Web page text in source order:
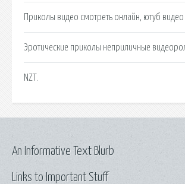
Приколы видео смотреть онлайн, ютуб
Эротические приколы неприличные
NZT.
Links to Important Stuff
An Informative Text Blurb